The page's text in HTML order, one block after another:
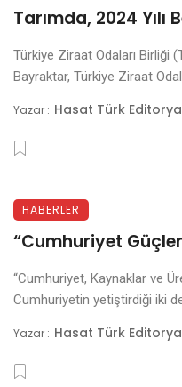
Tarımda, 2024 Yılı
Türkiye Ziraat Odaları Birliği
Bayraktar, Türkiye Ziraat
Yazar : Hasat Türk
HABERLER
“Cumhuriyet
“Cumhuriyet, Kaynaklar ve
Cumhuriyetin yetiştirdiği iki
Yazar : Hasat Türk